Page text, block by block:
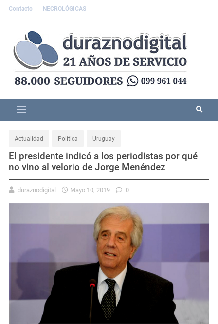
Contacto NECROLÓGICAS
Actualidad Política Uruguay
El presidente indicó a los periodistas por qué
no vino al velorio de Jorge Menéndez
duraznodigital Mayo 10, 2019 0